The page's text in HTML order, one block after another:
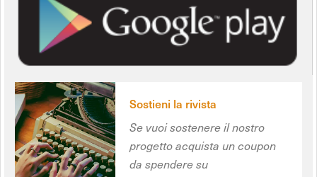
Sostieni la rivista
Se vuoi sostenere il nostro
progetto acquista un coupon
da spendere su